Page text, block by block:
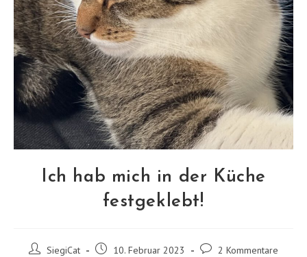
Ich hab mich in der Küche
festgeklebt!
Beitrags-SiegiCat
Beitrag10. Februar 2023
Beitrags-2 Kommentare